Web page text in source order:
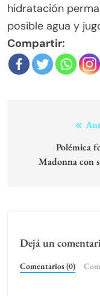
hidratación
posible agua y
Compartir:
Navegación
entradas
Polémica
Madonna con
Dejá un
Comentarios (0)